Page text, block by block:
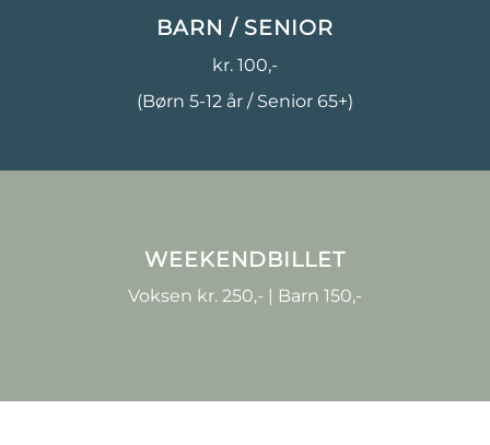
BARN / SENIOR
kr. 100,-
(Børn 5-12 år / Senior 65+)
WEEKENDBILLET
Voksen kr. 250,- | Barn 150,-